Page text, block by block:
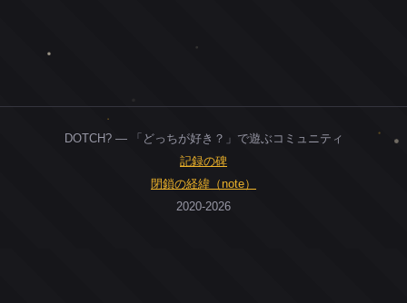
DOTCH? — 「どっちが好き？」で遊ぶコミュニティ
記録の碑
閉鎖の経緯（note）
2020-2026